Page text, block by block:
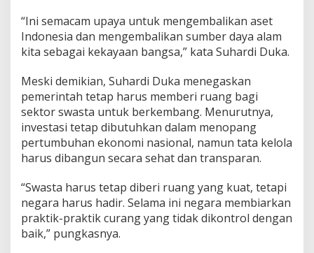
“Ini semacam upaya untuk mengembalikan aset
Indonesia dan mengembalikan sumber daya alam
kita sebagai kekayaan bangsa,” kata Suhardi Duka.
Meski demikian, Suhardi Duka menegaskan
pemerintah tetap harus memberi ruang bagi
sektor swasta untuk berkembang. Menurutnya,
investasi tetap dibutuhkan dalam menopang
pertumbuhan ekonomi nasional, namun tata kelola
harus dibangun secara sehat dan transparan.
“Swasta harus tetap diberi ruang yang kuat, tetapi
negara harus hadir. Selama ini negara membiarkan
praktik-praktik curang yang tidak dikontrol dengan
baik,” pungkasnya.